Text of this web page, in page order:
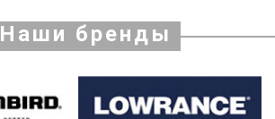
Наши бренды